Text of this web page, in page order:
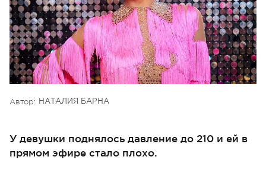
Автор: НАТАЛИЯ БАРНА
У девушки поднялось давление до 210 и ей в
прямом эфире стало плохо.